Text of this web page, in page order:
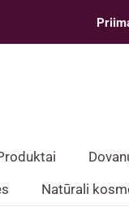
Natūrali